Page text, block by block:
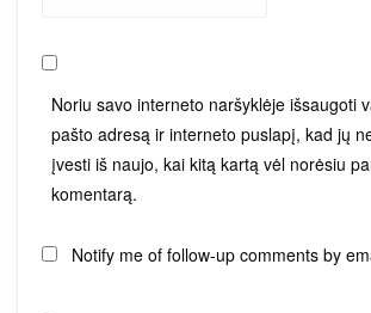
Noriu savo interneto naršyklėje išsaugoti
pašto adresą ir interneto puslapį, kad jų
įvesti iš naujo, kai kitą kartą vėl norėsiu
komentarą.
Notify me of follow-up comments by